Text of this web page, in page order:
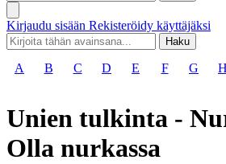
Kirjaudu sisään Rekisteröidy käyttäjäksi
Haku
A B C D E F G H
Unien tulkinta -
Olla nurkassa